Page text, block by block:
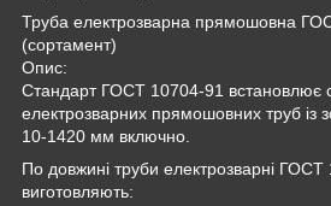
Труба електрозварна прямошовна
(сортамент)
Опис:
Стандарт ГОСТ 10704-91 встановлює
електрозварних прямошовних труб із
10-1420 мм включно.
По довжині труби електрозварні ГОСТ
виготовляють: